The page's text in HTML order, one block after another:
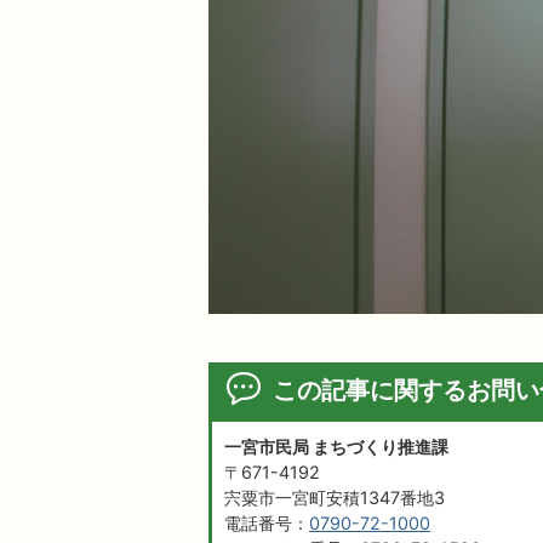
この記事に関するお問
一宮市民局 まちづくり推進課
〒671-4192
宍粟市一宮町安積1347番地3
電話番号： 0790-72-1000